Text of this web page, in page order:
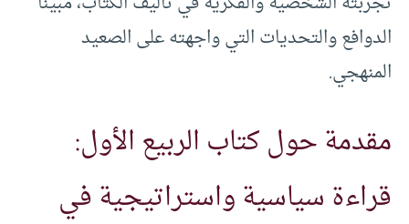
الدوافع والتحديات التي واجهته على الصعيد
المنهجي.
مقدمة حول كتاب الربيع الأول:
قراءة سياسية واستراتيجية في